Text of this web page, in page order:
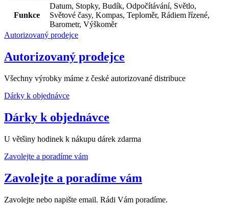
Funkce
Datum, Stopky, Budík, Odpočítávání, Světlo,
Světové časy, Kompas, Teploměr, Rádiem řízené,
Barometr, Výškoměr
Autorizovaný prodejce
Autorizovaný prodejce
Všechny výrobky máme z české autorizované distribuce
Dárky k objednávce
Dárky k objednávce
U většiny hodinek k nákupu dárek zdarma
Zavolejte a poradíme vám
Zavolejte a poradíme vám
Zavolejte nebo napište email. Rádi Vám poradíme.